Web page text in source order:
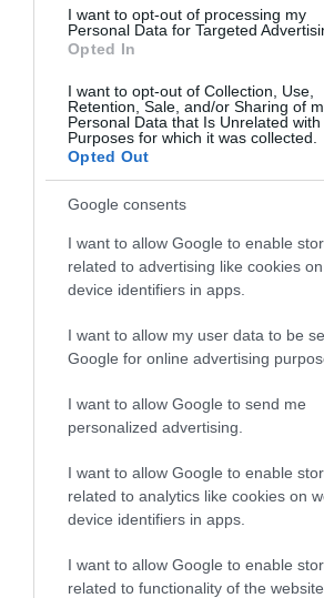
I want to opt-out of processing my
Personal Data for Targeted
Opted In
I want to opt-out of Collection, Use,
Retention, Sale, and/or Sharing of
Personal Data that Is Unrelated
Purposes for which it was collected.
Opted Out
Google consents
I want to allow Google to enable
related to advertising like cookies
device identifiers in apps.
I want to allow my user data to be
Google for online advertising
I want to allow Google to send me
personalized advertising.
I want to allow Google to enable
related to analytics like cookies on
device identifiers in apps.
I want to allow Google to enable
related to functionality of the
Άρχισε τις διακοπές ο
σε γνωστό στέκι
08.08.2026 | 09:20
Συγκίνηση και βαθιά πίστη στην
Εύβοια! Τίμησαν τον Όσιο Ιωάννη
του Ρώσσο για το θαύμα της
βροχής στη φωτιά του 2021
08.08.2026 | 09:00
σήμερα, Σάββατο 8 Αυγούστου
08.08.2026 | 08:40
Καύσωνας και πολλά
μποφόρ αύριο στην
Εύβοια! Συνεδρίασε η
κινδύνου